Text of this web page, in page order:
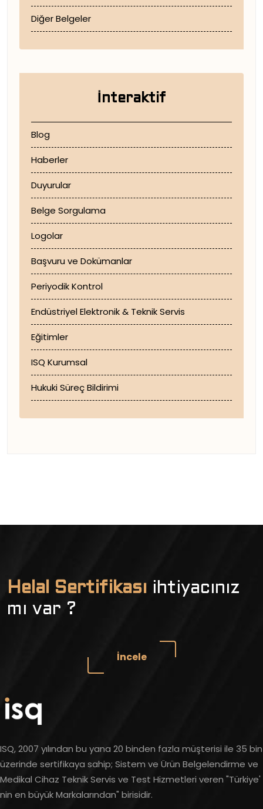
Diğer Belgeler
İnteraktif
Blog
Haberler
Duyurular
Belge Sorgulama
Logolar
Başvuru ve Dokümanlar
Periyodik Kontrol
Endüstriyel Elektronik & Teknik Servis
Eğitimler
ISQ Kurumsal
Hukuki Süreç Bildirimi
Helal Sertifikası ihtiyacınız
mı var ?
İncele
ISQ, 2007 yılından bu yana 20 binden fazla müşterisi ile 35 bin
üzerinde sertifikaya sahip; Sistem ve Ürün Belgelendirme ve
Medikal Cihaz Teknik Servis ve Test Hizmetleri veren "Türkiye'
nin en büyük Markalarından" birisidir.